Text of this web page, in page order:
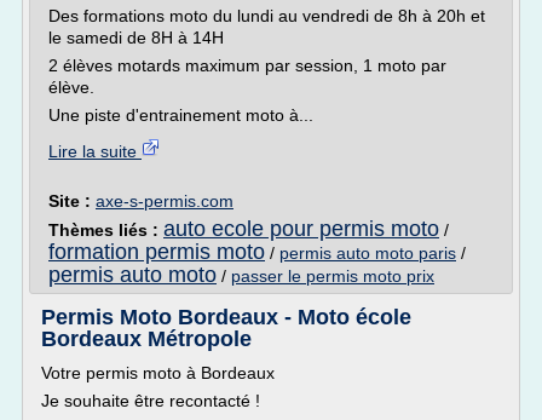
Des formations moto du lundi au vendredi de 8h à 20h et
le samedi de 8H à 14H
2 élèves motards maximum par session, 1 moto par
élève.
Une piste d'entrainement moto à...
Lire la suite
Site : axe-s-permis.com
Thèmes liés : auto ecole pour permis moto /
formation permis moto / permis auto moto paris /
permis auto moto / passer le permis moto prix
Permis Moto Bordeaux - Moto école
Bordeaux Métropole
Votre permis moto à Bordeaux
Je souhaite être recontacté !